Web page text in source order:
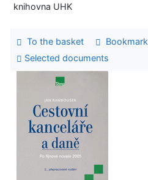
knihovna UHK
To the basket
Bookmark
Selected documents